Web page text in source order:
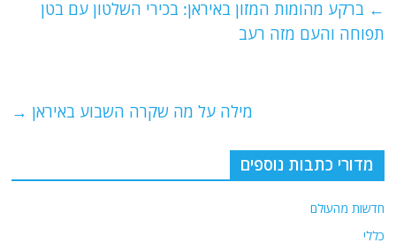
s
A
g
ra
l
er
e
k
← ברקע מהומות המזון באיראן: בכירי השלטון עם בטן
תפוחה והעם מזה רעב
מילה על מה שקרה השבוע באיראן →
מדורי כתבות נוספים
חדשות מהעולם
כללי